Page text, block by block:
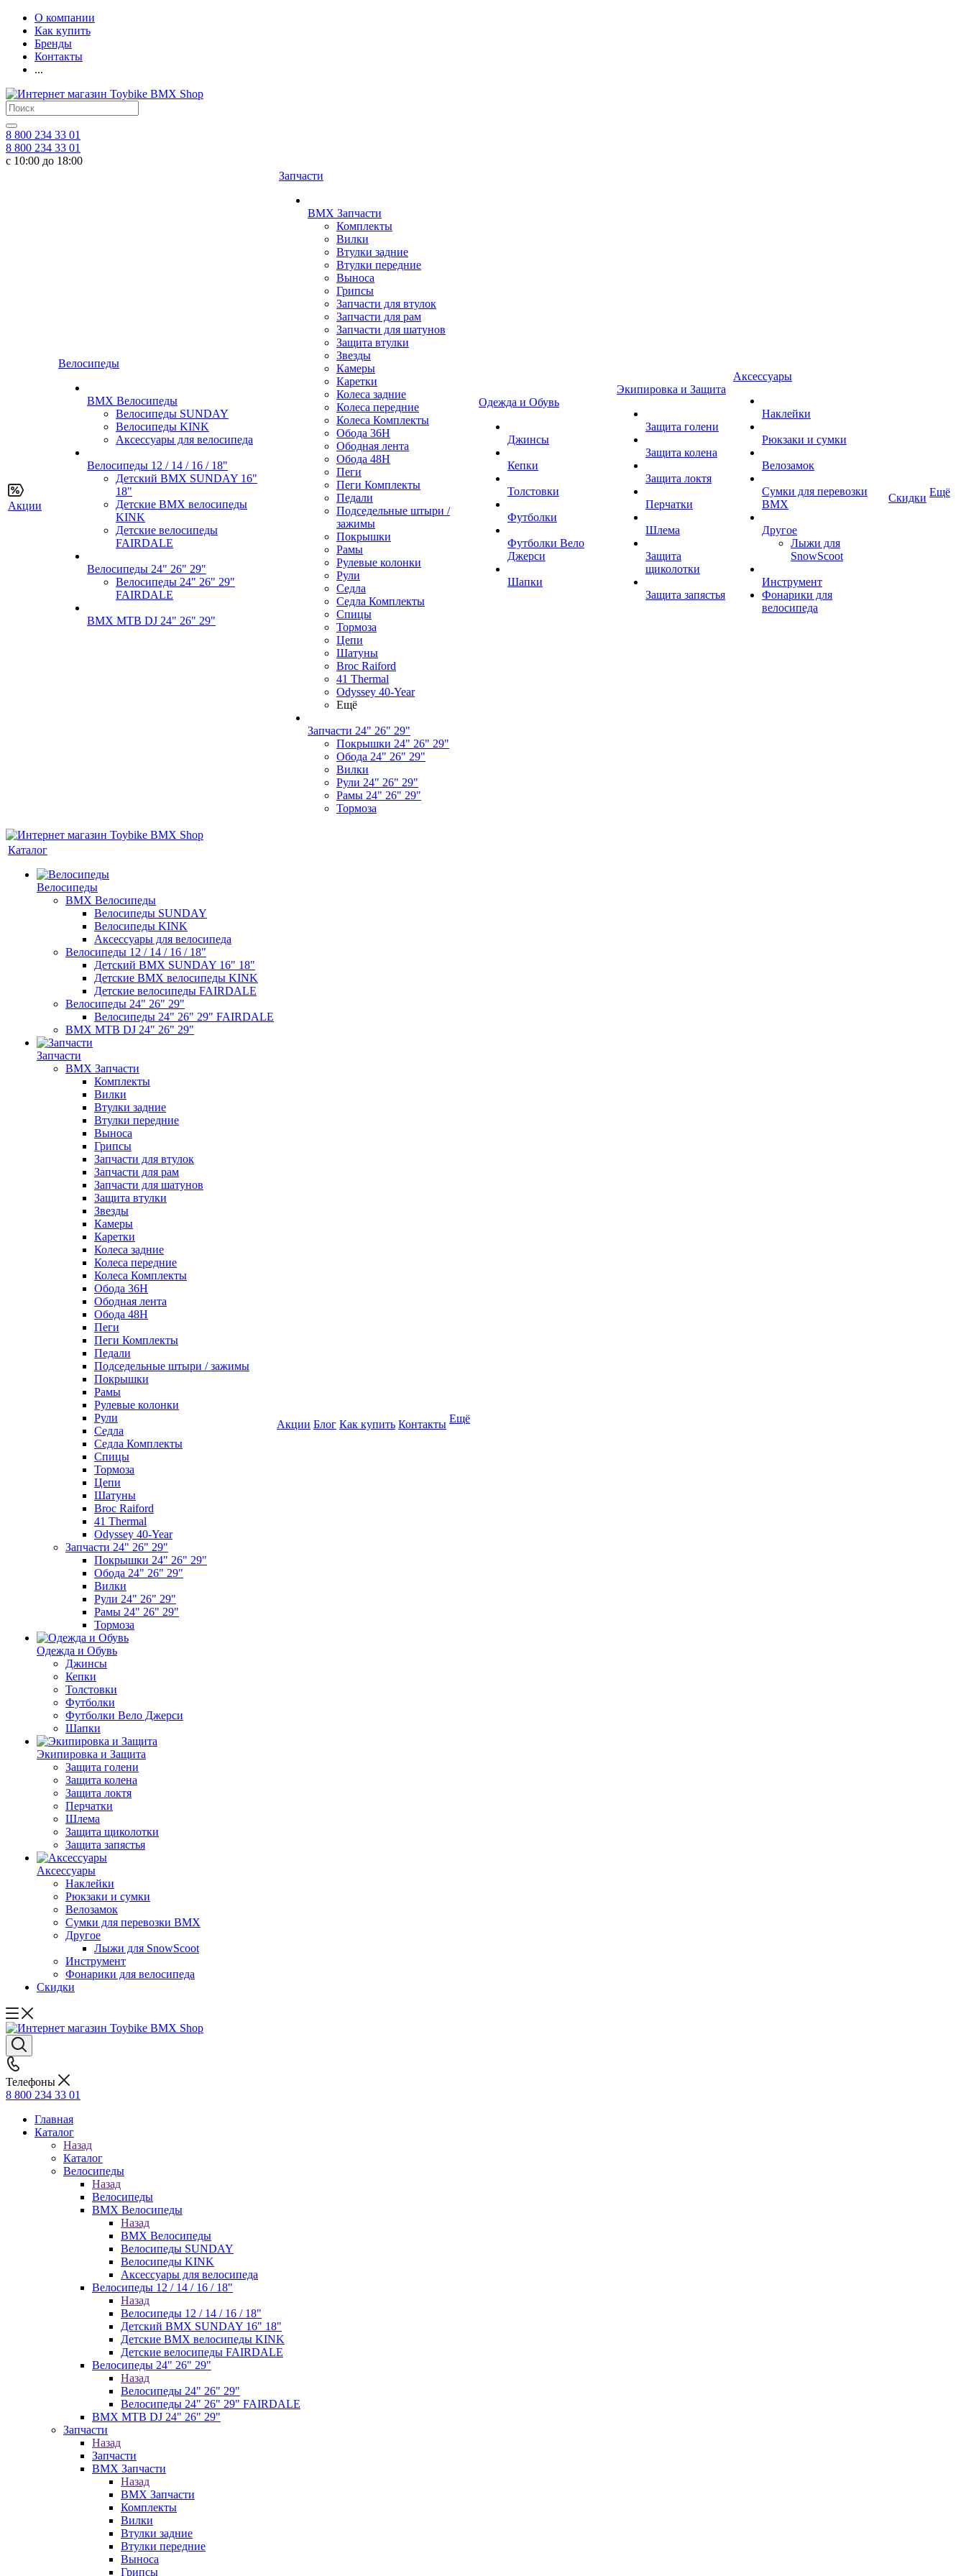
О компании
Как купить
Бренды
Контакты
...
8 800 234 33 01
8 800 234 33 01
с 10:00 до 18:00
Акции
Велосипеды
BMX Велосипеды
Велосипеды SUNDAY
Велосипеды KINK
Аксессуары для велосипеда
Велосипеды 12 / 14 / 16 / 18"
Детский BMX SUNDAY 16"
18"
Детские BMX велосипеды
KINK
Детские велосипеды
FAIRDALE
Велосипеды 24" 26" 29"
Велосипеды 24" 26" 29"
FAIRDALE
BMX MTB DJ 24" 26" 29"
Запчасти
BMX Запчасти
Комплекты
Вилки
Втулки задние
Втулки передние
Выноса
Грипсы
Запчасти для втулок
Запчасти для рам
Запчасти для шатунов
Защита втулки
Звезды
Камеры
Каретки
Колеса задние
Колеса передние
Колеса Комплекты
Обода 36H
Ободная лента
Обода 48H
Пеги
Пеги Комплекты
Педали
Подседельные штыри /
зажимы
Покрышки
Рамы
Рулевые колонки
Рули
Седла
Седла Комплекты
Спицы
Тормоза
Цепи
Шатуны
Broc Raiford
41 Thermal
Odyssey 40-Year
Ещё
Запчасти 24" 26" 29"
Покрышки 24" 26" 29"
Обода 24" 26" 29"
Вилки
Рули 24" 26" 29"
Рамы 24" 26" 29"
Тормоза
Одежда и Обувь
Джинсы
Кепки
Толстовки
Футболки
Футболки Вело
Джерси
Шапки
Экипировка и Защита
Защита голени
Защита колена
Защита локтя
Перчатки
Шлема
Защита
щиколотки
Защита запястья
Аксессуары
Наклейки
Рюкзаки и сумки
Велозамок
Сумки для перевозки
BMX
Другое
Лыжи для
SnowScoot
Инструмент
Фонарики для
велосипеда
Скидки Ещё
Каталог
Велосипеды
BMX Велосипеды
Велосипеды SUNDAY
Велосипеды KINK
Аксессуары для велосипеда
Велосипеды 12 / 14 / 16 / 18"
Детский BMX SUNDAY 16" 18"
Детские BMX велосипеды KINK
Детские велосипеды FAIRDALE
Велосипеды 24" 26" 29"
Велосипеды 24" 26" 29" FAIRDALE
BMX MTB DJ 24" 26" 29"
Запчасти
BMX Запчасти
Комплекты
Вилки
Втулки задние
Втулки передние
Выноса
Грипсы
Запчасти для втулок
Запчасти для рам
Запчасти для шатунов
Защита втулки
Звезды
Камеры
Каретки
Колеса задние
Колеса передние
Колеса Комплекты
Обода 36H
Ободная лента
Обода 48H
Пеги
Пеги Комплекты
Педали
Подседельные штыри / зажимы
Покрышки
Рамы
Рулевые колонки
Рули
Седла
Седла Комплекты
Спицы
Тормоза
Цепи
Шатуны
Broc Raiford
41 Thermal
Odyssey 40-Year
Запчасти 24" 26" 29"
Покрышки 24" 26" 29"
Обода 24" 26" 29"
Вилки
Рули 24" 26" 29"
Рамы 24" 26" 29"
Тормоза
Одежда и Обувь
Джинсы
Кепки
Толстовки
Футболки
Футболки Вело Джерси
Шапки
Экипировка и Защита
Защита голени
Защита колена
Защита локтя
Перчатки
Шлема
Защита щиколотки
Защита запястья
Аксессуары
Наклейки
Рюкзаки и сумки
Велозамок
Сумки для перевозки BMX
Другое
Лыжи для SnowScoot
Инструмент
Фонарики для велосипеда
Скидки
Акции Блог Как купить Контакты Ещё
Телефоны
8 800 234 33 01
Главная
Каталог
Назад
Каталог
Велосипеды
Назад
Велосипеды
BMX Велосипеды
Назад
BMX Велосипеды
Велосипеды SUNDAY
Велосипеды KINK
Аксессуары для велосипеда
Велосипеды 12 / 14 / 16 / 18"
Назад
Велосипеды 12 / 14 / 16 / 18"
Детский BMX SUNDAY 16" 18"
Детские BMX велосипеды KINK
Детские велосипеды FAIRDALE
Велосипеды 24" 26" 29"
Назад
Велосипеды 24" 26" 29"
Велосипеды 24" 26" 29" FAIRDALE
BMX MTB DJ 24" 26" 29"
Запчасти
Назад
Запчасти
BMX Запчасти
Назад
BMX Запчасти
Комплекты
Вилки
Втулки задние
Втулки передние
Выноса
Грипсы